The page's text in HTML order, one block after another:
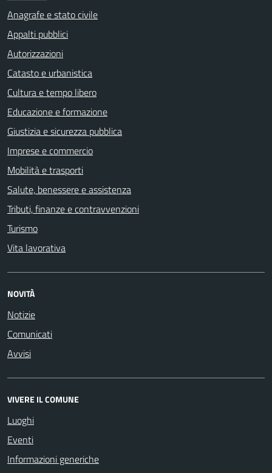
Anagrafe e stato civile
Appalti pubblici
Autorizzazioni
Catasto e urbanistica
Cultura e tempo libero
Educazione e formazione
Giustizia e sicurezza pubblica
Imprese e commercio
Mobilità e trasporti
Salute, benessere e assistenza
Tributi, finanze e contravvenzioni
Turismo
Vita lavorativa
NOVITÀ
Notizie
Comunicati
Avvisi
VIVERE IL COMUNE
Luoghi
Eventi
Informazioni generiche